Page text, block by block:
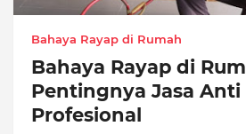
Bahaya Rayap di Rumah
Bahaya Rayap di
Pentingnya Jasa Anti
Profesional